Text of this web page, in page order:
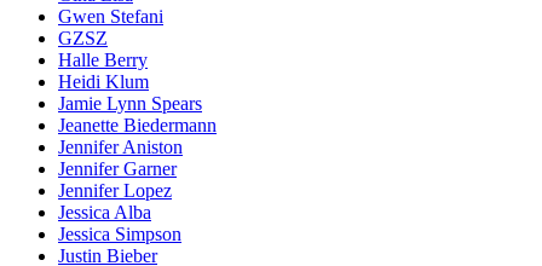
Gwen Stefani
GZSZ
Halle Berry
Heidi Klum
Jamie Lynn Spears
Jeanette Biedermann
Jennifer Aniston
Jennifer Garner
Jennifer Lopez
Jessica Alba
Jessica Simpson
Justin Bieber